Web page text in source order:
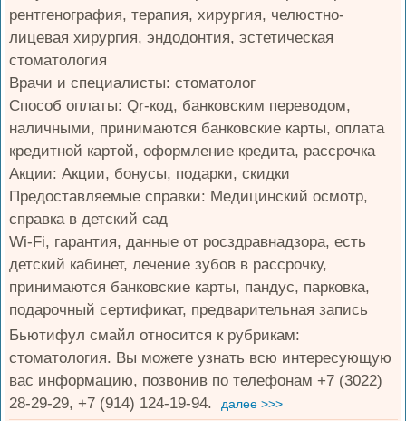
рентгенография, терапия, хирургия, челюстно-
лицевая хирургия, эндодонтия, эстетическая
стоматология
Врачи и специалисты: стоматолог
Способ оплаты: Qr-код, банковским переводом,
наличными, принимаются банковские карты, оплата
кредитной картой, оформление кредита, рассрочка
Акции: Акции, бонусы, подарки, скидки
Предоставляемые справки: Медицинский осмотр,
справка в детский сад
Wi-Fi, гарантия, данные от росздравнадзора, есть
детский кабинет, лечение зубов в рассрочку,
принимаются банковские карты, пандус, парковка,
подарочный сертификат, предварительная запись
Бьютифул смайл относится к рубрикам:
стоматология. Вы можете узнать всю интересующую
вас информацию, позвонив по телефонам +7 (3022)
28-29-29, +7 (914) 124-19-94.
далее >>>